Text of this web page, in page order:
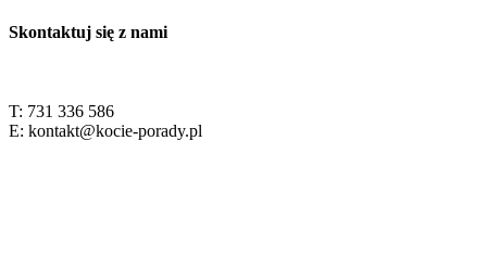
Skontaktuj się z nami
T: 731 336 586
E: kontakt@kocie-porady.pl